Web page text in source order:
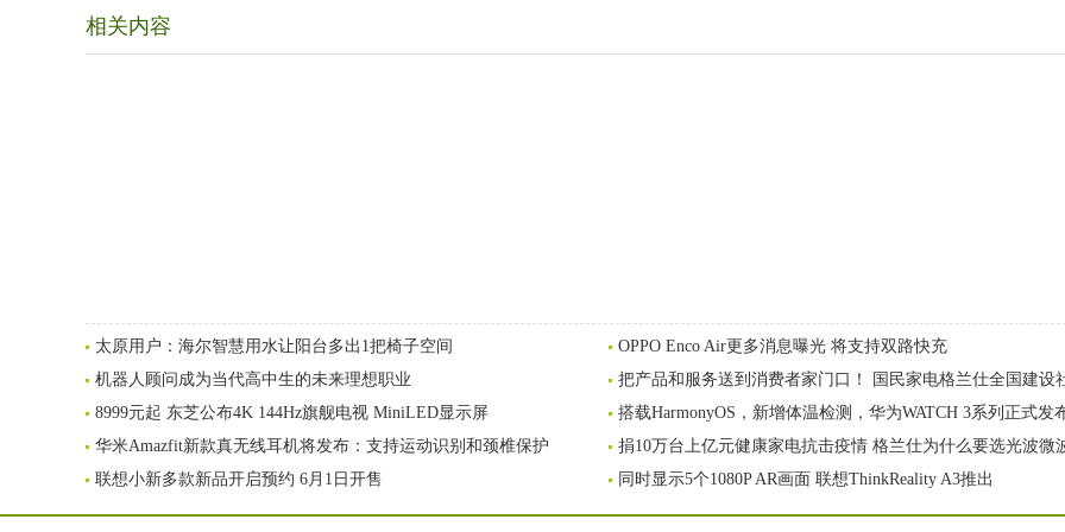
相关内容
太原用户：海尔智慧用水让阳台多出1把椅子空间
OPPO Enco Air更多消息曝光 将支持双路快充
机器人顾问成为当代高中生的未来理想职业
把产品和服务送到消费者家门口！ 国民家电格兰仕全国建设
8999元起 东芝公布4K 144Hz旗舰电视 MiniLED显示屏
搭载HarmonyOS，新增体温检测，华为WATCH 3系列正式发
华米Amazfit新款真无线耳机将发布：支持运动识别和颈椎保护
捐10万台上亿元健康家电抗击疫情 格兰仕为什么要选光波微
联想小新多款新品开启预约 6月1日开售
同时显示5个1080P AR画面 联想ThinkReality A3推出